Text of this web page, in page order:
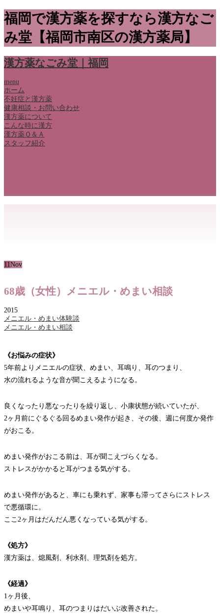
福岡で漢方薬を探すなら漢方なご
み堂【福岡市南区の漢方薬局】
漢方薬なごみ堂｜福岡
menu
ホーム
不妊症と漢方薬
健康相談・お問い合わせ
漢方薬について
こんな時に漢方
漢方薬Ｑ＆Ａ
スタッフ紹介
11 Nov
68歳（女性）メニエル・めまい相談
2015
メニエル・めまい体験談
メニエル・めまい相談
《お悩みの症状》
5年前よりメニエルの症状、めまい、耳鳴り、耳のつまり、
水の流れるような音が聞こえるようになる。
良くなったり悪なったりを繰り返し、小康状態が続いていたが、
2ヶ月前にぐるぐる回るめまい発作が起き、その後、週に何度か発作
がおこる。
めまい発作がおこる前は、耳が聞こえづらくなる。
ストレスがかかると耳がつまる気がする。
めまい発作があると、車にも乗れず、家事も滞ってさらにストレス
で悪循環に。
ここ2ヶ月はだんだん悪くなっている気がする。
《処方》
漢方薬は、熄風剤、利水剤、理気剤を処方。
《経過》
1ヶ月後、
めまいや耳鳴り、耳のつまりはだいぶ改善された。